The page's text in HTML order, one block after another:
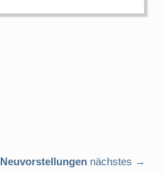
Neuvorstellungen nächstes →